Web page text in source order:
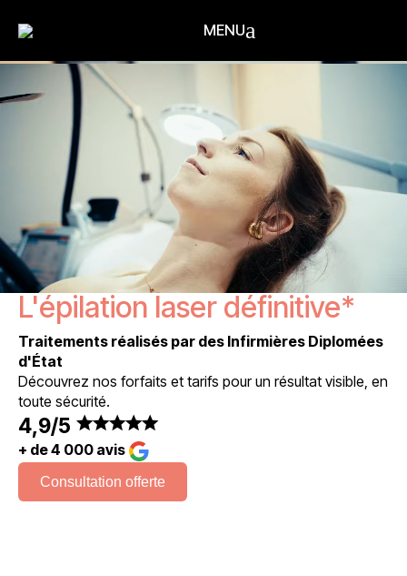
MENUa
vidéo
L'épilation laser définitive*
Traitements réalisés par des Infirmières Diplomées
d'État
Découvrez nos forfaits et tarifs pour un résultat visible, en
toute sécurité.
4,9/5 starstarstarstarstar
+ de 4 000 avis
Consultation offerte